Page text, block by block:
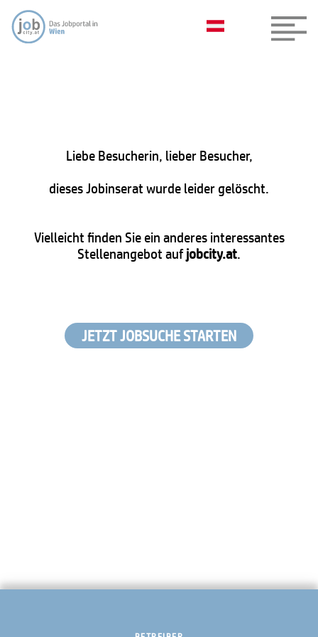
Liebe Besucherin, lieber Besucher,
dieses Jobinserat wurde leider gelöscht.
Vielleicht finden Sie ein anderes interessantes
Stellenangebot aufjobcity.at.
JETZT JOBSUCHE STARTEN